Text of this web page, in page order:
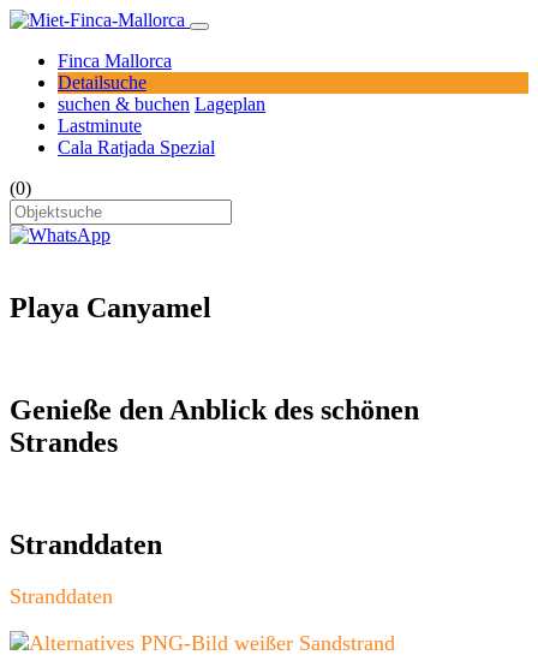
Finca Mallorca
Detailsuche
suchen & buchen Lageplan
Lastminute
Cala Ratjada Spezial
(0)
Playa Canyamel
Genieße den Anblick des schönen
Strandes
Stranddaten
Stranddaten
weißer Sandstrand